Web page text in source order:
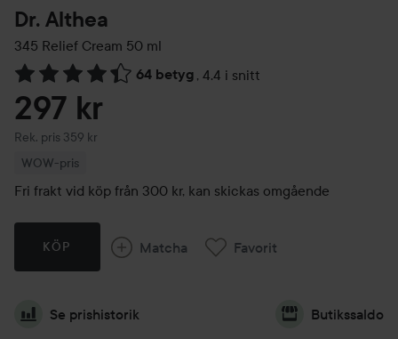
Dr. Althea
345 Relief Cream 50 ml
64 betyg , 4.4 i snitt
Hoppa till Betyg & kommentarer
297 kr
Rek. pris 359 kr
Rekommenderat pris 359 kr
WOW-pris
Fri frakt vid köp från 300 kr, kan skickas omgående
KÖP Matcha Favorit
Se prishistorik Butikssaldo